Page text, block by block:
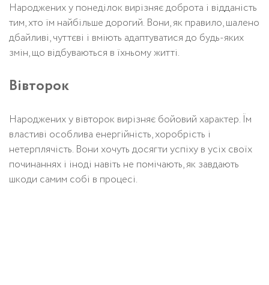
Народжених у понеділок вирізняє доброта і відданість
тим, хто їм найбільше дорогий. Вони, як правило, шалено
дбайливі, чуттєві і вміють адаптуватися до будь-яких
змін, що відбуваються в їхньому житті.
Вівторок
Народжених у вівторок вирізняє бойовий характер. Їм
властиві особлива енергійність, хоробрість і
нетерплячість. Вони хочуть досягти успіху в усіх своїх
починаннях і іноді навіть не помічають, як завдають
шкоди самим собі в процесі.